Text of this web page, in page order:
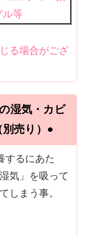
ル等
る場合がござ
湿気・カビ
売り）●
するにあた
気」を吸って
しまう事。